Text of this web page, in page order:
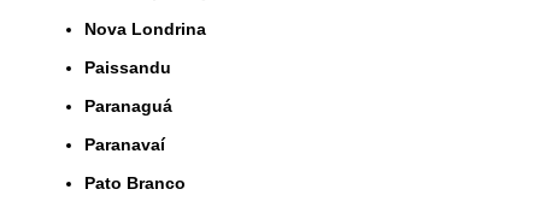
Nova Londrina
Paissandu
Paranaguá
Paranavaí
Pato Branco